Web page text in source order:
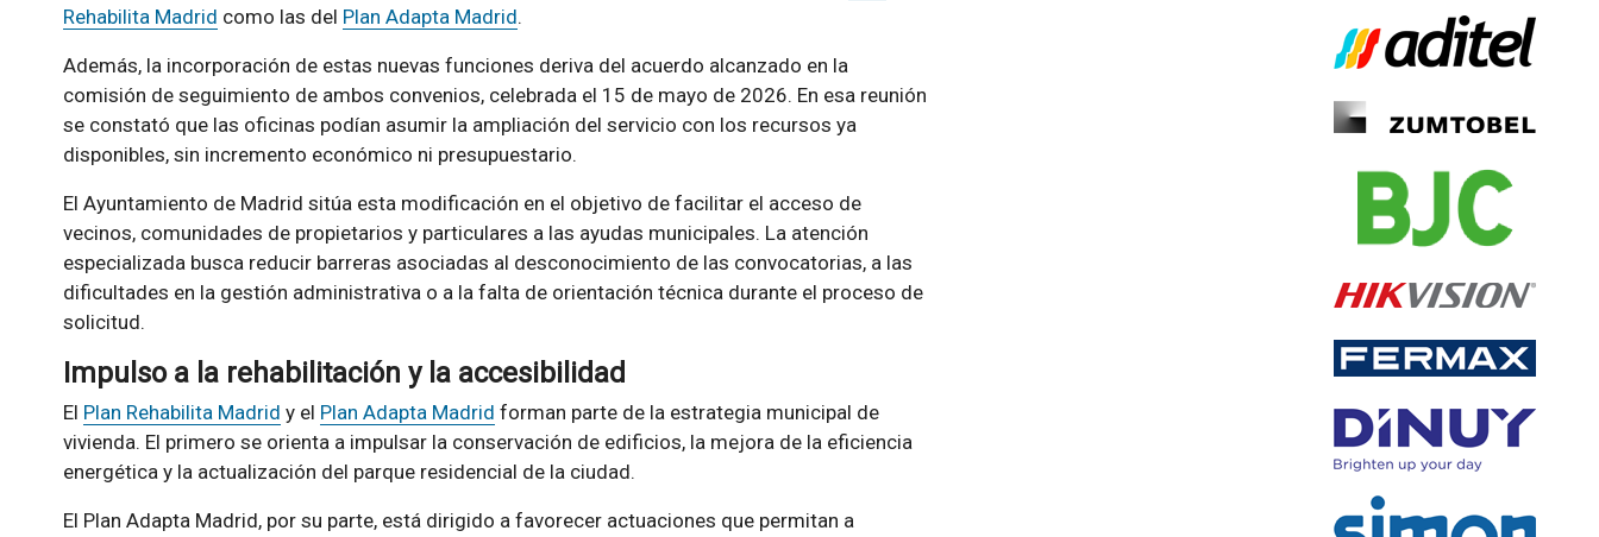
Rehabilita Madrid como las del Plan Adapta Madrid.
Además, la incorporación de estas nuevas funciones deriva del acuerdo alcanzado en la
comisión de seguimiento de ambos convenios, celebrada el 15 de mayo de 2026. En esa reunión
se constató que las oficinas podían asumir la ampliación del servicio con los recursos ya
disponibles, sin incremento económico ni presupuestario.
El Ayuntamiento de Madrid sitúa esta modificación en el objetivo de facilitar el acceso de
vecinos, comunidades de propietarios y particulares a las ayudas municipales. La atención
especializada busca reducir barreras asociadas al desconocimiento de las convocatorias, a las
dificultades en la gestión administrativa o a la falta de orientación técnica durante el proceso de
solicitud.
Impulso a la rehabilitación y la accesibilidad
El Plan Rehabilita Madrid y el Plan Adapta Madrid forman parte de la estrategia municipal de
vivienda. El primero se orienta a impulsar la conservación de edificios, la mejora de la eficiencia
energética y la actualización del parque residencial de la ciudad.
El Plan Adapta Madrid, por su parte, está dirigido a favorecer actuaciones que permitan a